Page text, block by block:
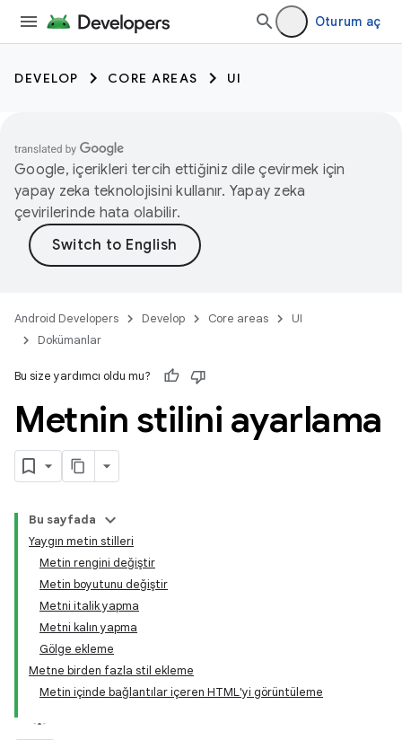
Oturum aç
DEVELOP CORE AREAS UI
Google, içerikleri tercih ettiğiniz dile çevirmek için
yapay zeka teknolojisini kullanır. Yapay zeka
çevirilerinde hata olabilir.
Android Developers Develop Core areas
UI
Dokümanlar
Bu size yardımcı oldu mu?
Metnin stilini ayarlama
Bu sayfada
Yaygın metin stilleri
Metin rengini değiştir
Metin boyutunu değiştir
Metni italik yapma
Metni kalın yapma
Gölge ekleme
Metne birden fazla stil ekleme
Metin içinde bağlantılar içeren HTML'yi görüntüleme